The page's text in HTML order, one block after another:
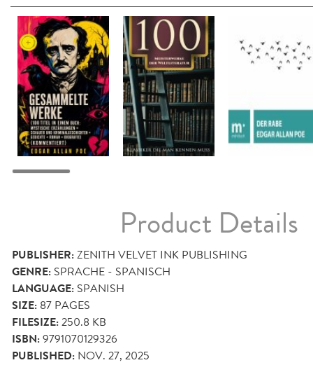
Product Details
PUBLISHER:ZENITH VELVET INK PUBLISHING
GENRE: SPRACHE - SPANISCH
LANGUAGE: SPANISH
SIZE: 87 PAGES
FILESIZE:250.8 KB
ISBN:9791070129326
PUBLISHED: NOV. 27, 2025